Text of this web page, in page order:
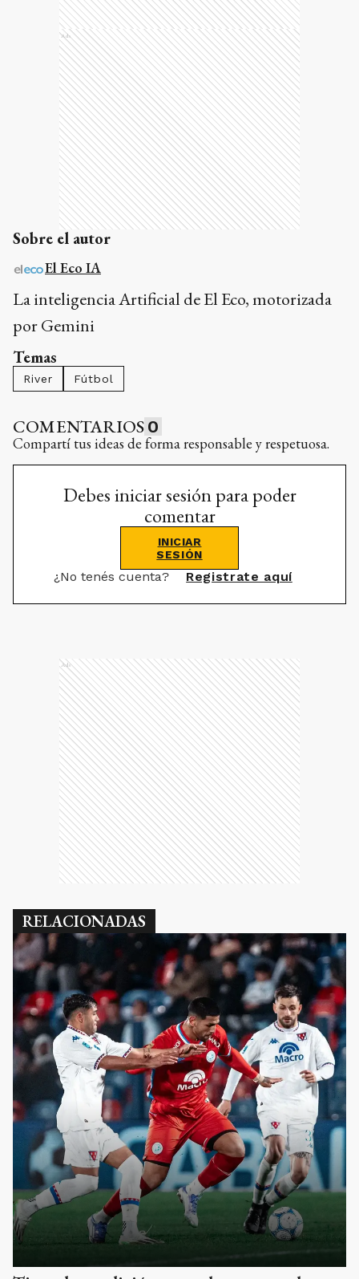
Ads
Sobre el autor
El Eco IA
La inteligencia Artificial de El Eco, motorizada
por Gemini
Temas
River Fútbol
COMENTARIOS 0
Compartí tus ideas de forma responsable y respetuosa.
Debes iniciar sesión para poder
comentar
INICIAR
SESIÓN
¿No tenés cuenta? Registrate aquí
Ads
RELACIONADAS